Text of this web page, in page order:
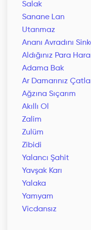
Salak
Sanane Lan
Utanmaz
Ananı Avradını
Aldığınız Para
Adama Bak
Ar Damarınız
Ağzına Sıçarım
Akıllı Ol
Zalim
Zulüm
Zibidi
Yalancı Şahit
Yavşak Karı
Yalaka
Yamyam
Vicdansız